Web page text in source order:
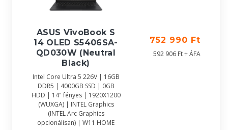
ASUS VivoBook S
14 OLED S5406SA-
QD030W (Neutral
Black)
Intel Core Ultra 5 226V | 16GB
DDR5 | 4000GB SSD | 0GB
HDD | 14" fényes | 1920X1200
(WUXGA) | INTEL Graphics
(INTEL Arc Graphics
opcionálisan) | W11 HOME
752 990 Ft
592 906 Ft + ÁFA